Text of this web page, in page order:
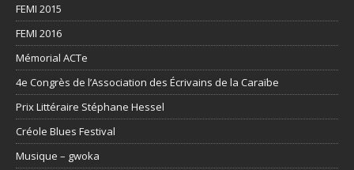
FEMI 2015
FEMI 2016
Mémorial ACTe
4e Congrès de l’Association des Écrivains de la Caraïbe
Prix Littéraire Stéphane Hessel
Créole Blues Festival
Musique – gwoka